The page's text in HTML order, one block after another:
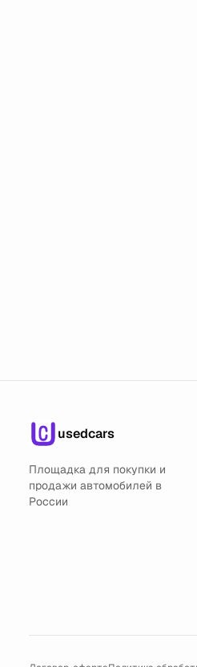
usedcars
Площадка для покупки и
продажи автомобилей в
России